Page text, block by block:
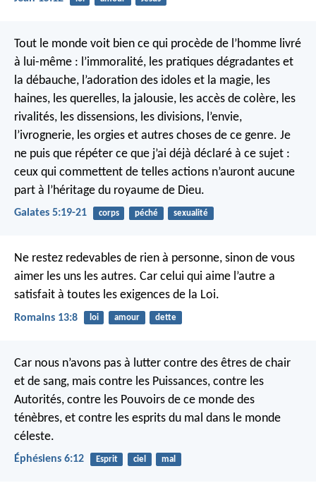
Tout le monde voit bien ce qui procède de l’homme livré
à lui-même : l’immoralité, les pratiques dégradantes et
la débauche, l’adoration des idoles et la magie, les
haines, les querelles, la jalousie, les accès de colère, les
rivalités, les dissensions, les divisions, l’envie,
l’ivrognerie, les orgies et autres choses de ce genre. Je
ne puis que répéter ce que j’ai déjà déclaré à ce sujet :
ceux qui commettent de telles actions n’auront aucune
part à l’héritage du royaume de Dieu.
Galates 5:19-21 corps péché sexualité
Ne restez redevables de rien à personne, sinon de vous
aimer les uns les autres. Car celui qui aime l’autre a
satisfait à toutes les exigences de la Loi.
Romains 13:8 loi amour dette
Car nous n’avons pas à lutter contre des êtres de chair
et de sang, mais contre les Puissances, contre les
Autorités, contre les Pouvoirs de ce monde des
ténèbres, et contre les esprits du mal dans le monde
céleste.
Éphésiens 6:12 Esprit ciel mal